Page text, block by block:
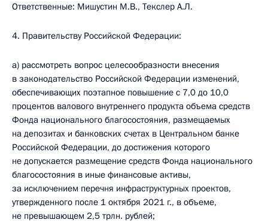
Ответственные: Мишустин М.В., Текслер A.Л.
4. Правительству Российской Федерации:
а) рассмотреть вопрос целесообразности внесения
в законодательство Российской Федерации изменений,
обеспечивающих поэтапное повышение с 7,0 до 10,0
процентов валового внутреннего продукта объема средств
Фонда национального благосостояния, размещаемых
на депозитах и банковских счетах в Центральном банке
Российской Федерации, до достижения которого
не допускается размещение средств Фонда национального
благосостояния в иные финансовые активы,
за исключением перечня инфраструктурных проектов,
утвержденного после 1 октября 2021 г., в объеме,
не превышающем 2,5 трлн. рублей;